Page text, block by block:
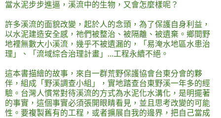
當水泥步步進逼，溪流中的生物，又會怎麼樣呢？
許多溪流的面貌改變，起於人的念頭，為了保護自身利益，
以水泥建造安全感，祂們被整治、被隔離、被遺棄。鄉間野
地裡無數大小溪流，幾乎不被遺漏的，「易淹水地區水患治
理」、「流域綜合治理計畫」...工程永續不絕。
這本書描繪的故事，來自一群荒野保護協會台東分會的夥
伴，組成「野溪調查小組」，實地踏查台東野溪一年多的經
驗。台灣人慣常對待溪流的方式為水泥化水溝化，是明擺著
的事實，這個事實必須張開眼睛看見，並且思考改變的可能
性。要複製舊有的工程，或者擴展自我的邊界，把自己當成